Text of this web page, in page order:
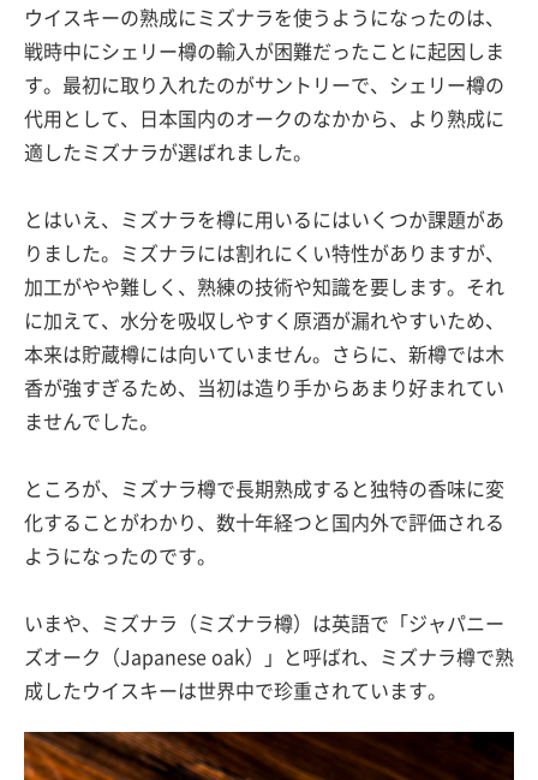
ウイスキーの熟成にミズナラを使うようになったのは、
戦時中にシェリー樽の輸入が困難だったことに起因しま
す。最初に取り入れたのがサントリーで、シェリー樽の
代用として、日本国内のオークのなかから、より熟成に
適したミズナラが選ばれました。
とはいえ、ミズナラを樽に用いるにはいくつか課題があ
りました。ミズナラには割れにくい特性がありますが、
加工がやや難しく、熟練の技術や知識を要します。それ
に加えて、水分を吸収しやすく原酒が漏れやすいため、
本来は貯蔵樽には向いていません。さらに、新樽では木
香が強すぎるため、当初は造り手からあまり好まれてい
ませんでした。
ところが、ミズナラ樽で長期熟成すると独特の香味に変
化することがわかり、数十年経つと国内外で評価される
ようになったのです。
いまや、ミズナラ（ミズナラ樽）は英語で「ジャパニー
ズオーク（Japanese oak）」と呼ばれ、ミズナラ樽で熟
成したウイスキーは世界中で珍重されています。